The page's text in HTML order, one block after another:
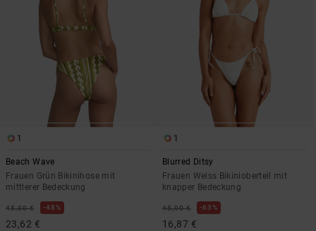
1
Beach Wave
Frauen Grün Bikinihose mit
mittlerer Bedeckung
45,00 € 48%
23,62 €
1
Blurred Ditsy
Frauen Weiss Bikinioberteil mit
knapper Bedeckung
45,00 € 63%
16,87 €